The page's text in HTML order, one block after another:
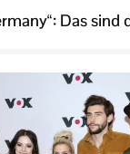
Das sind